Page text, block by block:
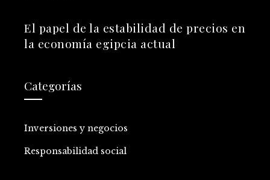
El papel de la estabilidad de precios en
la economía egipcia actual
Categorías
Inversiones y negocios
Responsabilidad social